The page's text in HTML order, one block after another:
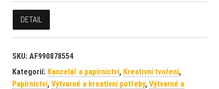
DETAIL
SKU: AF990878554
Kategorií: Kancelář a papírnictví, Kreativní tvoření,
Papírnictví, Výtvarné a kreativní potřeby, Výtvarné a